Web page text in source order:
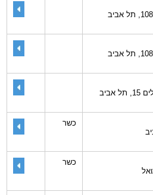
כשר
כשר